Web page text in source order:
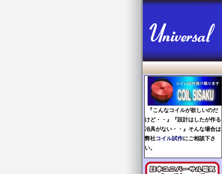
『こんなコイルが欲しいのだ
けど・・』『設計はしたが作る
冶具がない・・』そんな場合は
弊社コイル試作にご相談下さ
い。